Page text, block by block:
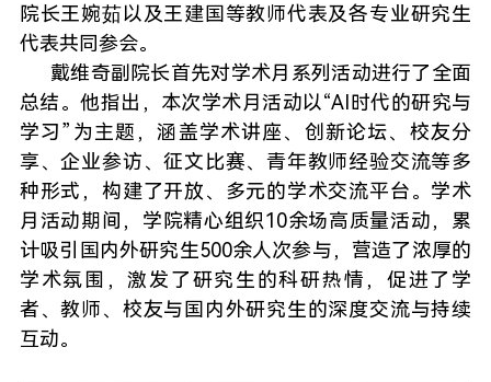
院长王婉茹以及王建国等教师代表及各专业研究生
代表共同参会。
戴维奇副院长首先对学术月系列活动进行了全面
总结。他指出，本次学术月活动以“AI时代的研究与
学习”为主题，涵盖学术讲座、创新论坛、校友分
享、企业参访、征文比赛、青年教师经验交流等多
种形式，构建了开放、多元的学术交流平台。学术
月活动期间，学院精心组织10余场高质量活动，累
计吸引国内外研究生500余人次参与，营造了浓厚的
学术氛围，激发了研究生的科研热情，促进了学
者、教师、校友与国内外研究生的深度交流与持续
互动。